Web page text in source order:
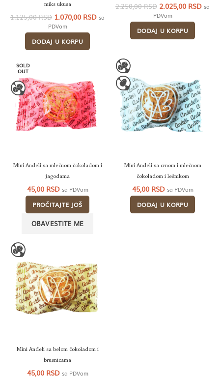
miks ukusa
1.125,00RSD Originalna
cena
je
bila:
1.125,00 RSD.
1.070,00 RSDTrenutna
sa
PDVom
DODAJ U KORPU
2.250,00RSD Originalna
cena
je
bila:
2.250,00 RSD.
2.025,00 RSD sa
PDVom
DODAJ U KORPU
SOLD
OUT
Mini Anđeli sa mlečnom čokoladom i
jagodama
45,00 RSD sa PDVom
PROČITAJTE JOŠ
Mini Anđeli sa crnom i mlečnom
čokoladom i lešnikom
45,00 RSD sa PDVom
DODAJ U KORPU
Mini Anđeli sa belom čokoladom i
brusnicama
45,00 RSD sa PDVom